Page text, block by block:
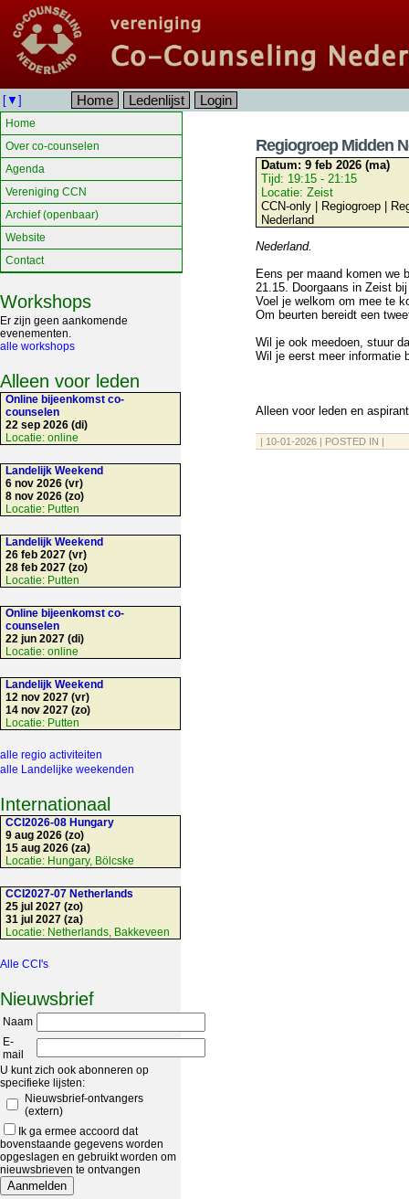
[▼] Home Ledenlijst Login
Regiogroep Midden
Datum: 9 feb 2026 (ma)
Tijd: 19:15 - 21:15
Locatie: Zeist
CCN-only | Regiogroep |
Nederland
Nederland.
Eens per maand komen we
21.15. Doorgaans in Zeist
Voel je welkom om mee te
Om beurten bereidt een
Wil je ook meedoen, stuur
Wil je eerst meer informatie
Alleen voor leden en
| 10-01-2026 | POSTED IN |
Home
Over co-counselen
Agenda
Vereniging CCN
Archief (openbaar)
Website
Contact
Workshops
Er zijn geen aankomende
evenementen.
alle workshops
Alleen voor leden
Online bijeenkomst co-
counselen
22 sep 2026 (di)
Locatie: online
Landelijk Weekend
6 nov 2026 (vr)
8 nov 2026 (zo)
Locatie: Putten
Landelijk Weekend
26 feb 2027 (vr)
28 feb 2027 (zo)
Locatie: Putten
Online bijeenkomst co-
counselen
22 jun 2027 (di)
Locatie: online
Landelijk Weekend
12 nov 2027 (vr)
14 nov 2027 (zo)
Locatie: Putten
alle regio activiteiten
alle Landelijke weekenden
Internationaal
CCI2026-08 Hungary
9 aug 2026 (zo)
15 aug 2026 (za)
Locatie: Hungary, Bölcske
CCI2027-07 Netherlands
25 jul 2027 (zo)
31 jul 2027 (za)
Locatie: Netherlands, Bakkeveen
Alle CCI's
Nieuwsbrief
Naam
E-
mail
U kunt zich ook abonneren op
specifieke lijsten:
Nieuwsbrief-ontvangers
(extern)
Ik ga ermee accoord dat
bovenstaande gegevens worden
opgeslagen en gebruikt worden om
nieuwsbrieven te ontvangen